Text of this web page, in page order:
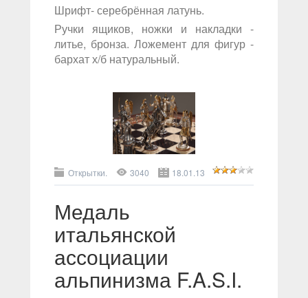
Шрифт- серебрённая латунь.
Ручки ящиков, ножки и накладки -
литье, бронза. Ложемент для фигур -
бархат х/б натуральный.
Открытки. 3040 18.01.13
Медаль
итальянской
ассоциации
альпинизма F.A.S.I.